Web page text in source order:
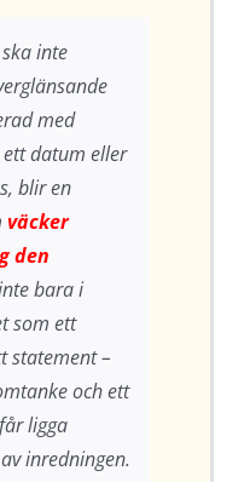
inte
med
datum eller
blir en
väcker
den
bara i
som ett
statement –
och ett
ligga
inredningen.